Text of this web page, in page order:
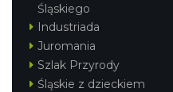
Śląskiego
Industriada
Juromania
Szlak Przyrody
Śląskie z dzieckiem